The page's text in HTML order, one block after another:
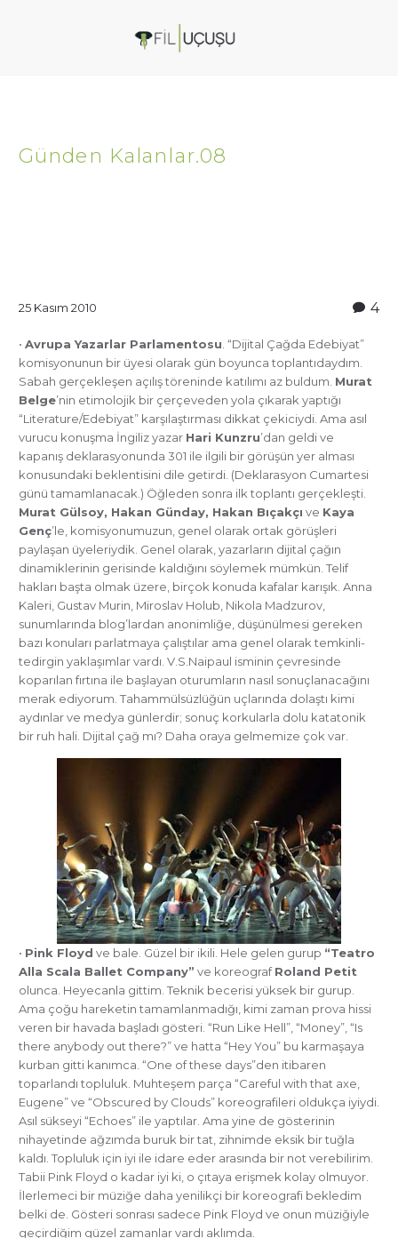
Günden Kalanlar.08
4
25 Kasım 2010
• Avrupa Yazarlar Parlamentosu . “Dijital Çağda Edebiyat”
komisyonunun bir üyesi olarak gün boyunca toplantıdaydım.
Sabah gerçekleşen açılış töreninde katılımı az buldum. Murat
Belge’nin etimolojik bir çerçeveden yola çıkarak yaptığı
“Literature/Edebiyat” karşılaştırması dikkat çekiciydi. Ama asıl
vurucu konuşma İngiliz yazar Hari Kunzru’dan geldi ve
kapanış deklarasyonunda 301 ile ilgili bir görüşün yer alması
konusundaki beklentisini dile getirdi. (Deklarasyon Cumartesi
günü tamamlanacak.) Öğleden sonra ilk toplantı gerçekleşti.
Murat Gülsoy, Hakan Günday, Hakan Bıçakçı ve Kaya
Genç’le, komisyonumuzun, genel olarak ortak görüşleri
paylaşan üyeleriydik. Genel olarak, yazarların dijital çağın
dinamiklerinin gerisinde kaldığını söylemek mümkün. Telif
hakları başta olmak üzere, birçok konuda kafalar karışık. Anna
Kaleri, Gustav Murin, Miroslav Holub, Nikola Madzurov,
sunumlarında blog’lardan anonimliğe, düşünülmesi gereken
bazı konuları parlatmaya çalıştılar ama genel olarak temkinli-
tedirgin yaklaşımlar vardı. V.S.Naipaul isminin çevresinde
koparılan fırtına ile başlayan oturumların nasıl sonuçlanacağını
merak ediyorum. Tahammülsüzlüğün uçlarında dolaştı kimi
aydınlar ve medya günlerdir; sonuç korkularla dolu katatonik
bir ruh hali. Dijital çağ mı? Daha oraya gelmemize çok var.
• Pink Floyd ve bale. Güzel bir ikili. Hele gelen gurup “Teatro
Alla Scala Ballet Company” ve koreografRoland Petit
olunca. Heyecanla gittim. Teknik becerisi yüksek bir gurup.
Ama çoğu hareketin tamamlanmadığı, kimi zaman prova hissi
veren bir havada başladı gösteri. “Run Like Hell”, “Money”, “Is
there anybody out there?” ve hatta “Hey You” bu karmaşaya
kurban gitti kanımca. “One of these days”den itibaren
toparlandı topluluk. Muhteşem parça “Careful with that axe,
Eugene” ve “Obscured by Clouds” koreografileri oldukça iyiydi.
Asıl sükseyi “Echoes” ile yaptılar. Ama yine de gösterinin
nihayetinde ağzımda buruk bir tat, zihnimde eksik bir tuğla
kaldı. Topluluk için iyi ile idare eder arasında bir not verebilirim.
Tabii Pink Floyd o kadar iyi ki, o çıtaya erişmek kolay olmuyor.
İlerlemeci bir müziğe daha yenilikçi bir koreografi bekledim
belki de. Gösteri sonrası sadece Pink Floyd ve onun müziğiyle
geçirdiğim güzel zamanlar vardı aklımda.